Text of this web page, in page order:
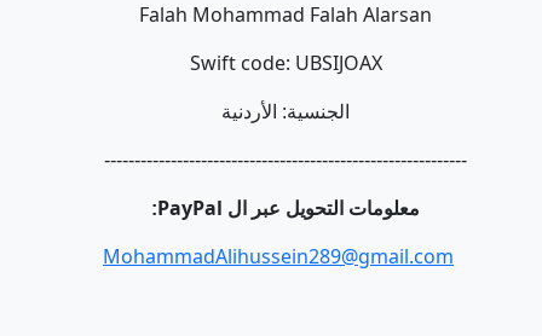
Falah Mohammad Falah Alarsan
Swift code: UBSIJOAX
الجنسية: الأردنية
------------------------------------------------------------
معلومات التحويل عبر ال PayPal
:
MohammadAlihussein289@gmail.com